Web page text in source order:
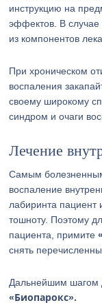
инструкцию на
эффектов. В случае
из компонентов
При хроническом
воспаления
своему широкому
синдром и очаги
Лечение
Самым
воспаление
лабиринта пациент
тошноту. Поэтому
пациента, примите
снять
Дальнейшим шагом
«Биопарокс».